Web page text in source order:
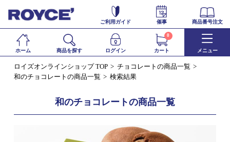
ご利用ガイド 催事 商品番号注文
ホーム 商品を探す ログイン カート
0
メニュー
ロイズオンラインショップ TOP
チョコレートの商品一覧
和のチョコレートの商品一覧
検索結果
和のチョコレートの商品一覧